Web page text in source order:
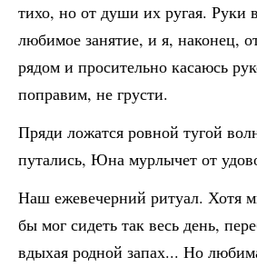
тихо, но от души их ругая. Руки
любимое занятие, и я, наконец,
рядом и просительно касаюсь
поправим, не грусти.
Пряди ложатся ровной тугой
путались, Юна мурлычет от
Наш ежевечерний ритуал. Хотя
бы мог сидеть так весь день,
вдыхая родной запах... Но